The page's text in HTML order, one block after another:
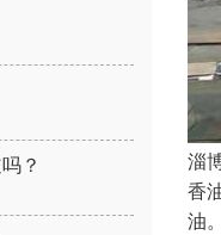
？
淄
香
油